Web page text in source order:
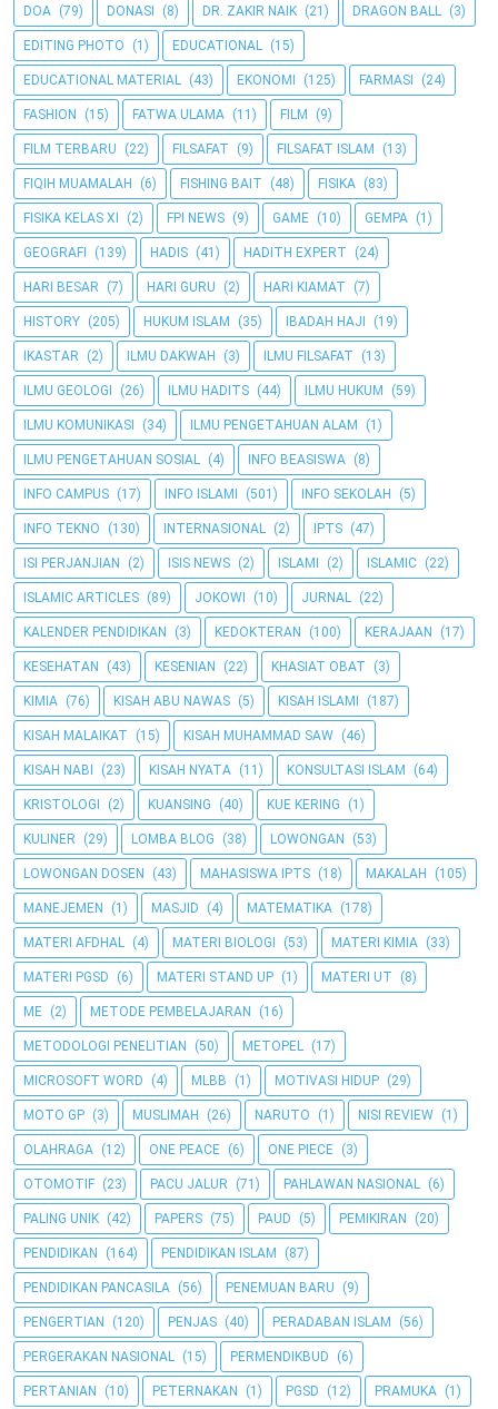
DOA (79) DONASI (8) DR. ZAKIR NAIK (21) DRAGON BALL (3)
EDITING PHOTO (1) EDUCATIONAL (15)
EDUCATIONAL MATERIAL (43) EKONOMI (125) FARMASI (24)
FASHION (15) FATWA ULAMA (11) FILM (9)
FILM TERBARU (22) FILSAFAT (9) FILSAFAT ISLAM (13)
FIQIH MUAMALAH (6) FISHING BAIT (48) FISIKA (83)
FISIKA KELAS XI (2) FPI NEWS (9) GAME (10) GEMPA (1)
GEOGRAFI (139) HADIS (41) HADITH EXPERT (24)
HARI BESAR (7) HARI GURU (2) HARI KIAMAT (7)
HISTORY (205) HUKUM ISLAM (35) IBADAH HAJI (19)
IKASTAR (2) ILMU DAKWAH (3) ILMU FILSAFAT (13)
ILMU GEOLOGI (26) ILMU HADITS (44) ILMU HUKUM (59)
ILMU KOMUNIKASI (34) ILMU PENGETAHUAN ALAM (1)
ILMU PENGETAHUAN SOSIAL (4) INFO BEASISWA (8)
INFO CAMPUS (17) INFO ISLAMI (501) INFO SEKOLAH (5)
INFO TEKNO (130) INTERNASIONAL (2) IPTS (47)
ISI PERJANJIAN (2) ISIS NEWS (2) ISLAMI (2) ISLAMIC (22)
ISLAMIC ARTICLES (89) JOKOWI (10) JURNAL (22)
KALENDER PENDIDIKAN (3) KEDOKTERAN (100) KERAJAAN (17)
KESEHATAN (43) KESENIAN (22) KHASIAT OBAT (3)
KIMIA (76) KISAH ABU NAWAS (5) KISAH ISLAMI (187)
KISAH MALAIKAT (15) KISAH MUHAMMAD SAW (46)
KISAH NABI (23) KISAH NYATA (11) KONSULTASI ISLAM (64)
KRISTOLOGI (2) KUANSING (40) KUE KERING (1)
KULINER (29) LOMBA BLOG (38) LOWONGAN (53)
LOWONGAN DOSEN (43) MAHASISWA IPTS (18) MAKALAH (105)
MANEJEMEN (1) MASJID (4) MATEMATIKA (178)
MATERI AFDHAL (4) MATERI BIOLOGI (53) MATERI KIMIA (33)
MATERI PGSD (6) MATERI STAND UP (1) MATERI UT (8)
ME (2) METODE PEMBELAJARAN (16)
METODOLOGI PENELITIAN (50) METOPEL (17)
MICROSOFT WORD (4) MLBB (1) MOTIVASI HIDUP (29)
MOTO GP (3) MUSLIMAH (26) NARUTO (1) NISI REVIEW (1)
OLAHRAGA (12) ONE PEACE (6) ONE PIECE (3)
OTOMOTIF (23) PACU JALUR (71) PAHLAWAN NASIONAL (6)
PALING UNIK (42) PAPERS (75) PAUD (5) PEMIKIRAN (20)
PENDIDIKAN (164) PENDIDIKAN ISLAM (87)
PENDIDIKAN PANCASILA (56) PENEMUAN BARU (9)
PENGERTIAN (120) PENJAS (40) PERADABAN ISLAM (56)
PERGERAKAN NASIONAL (15) PERMENDIKBUD (6)
PERTANIAN (10) PETERNAKAN (1) PGSD (12) PRAMUKA (1)